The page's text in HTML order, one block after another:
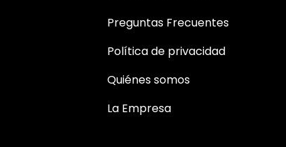
Preguntas Frecuentes
Política de privacidad
Quiénes somos
La Empresa